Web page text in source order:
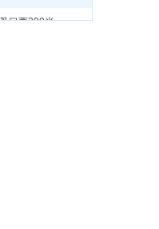
口西200米